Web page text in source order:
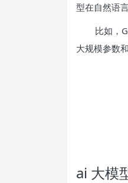
型在自然语
比如，
大规模参数
ai 大模